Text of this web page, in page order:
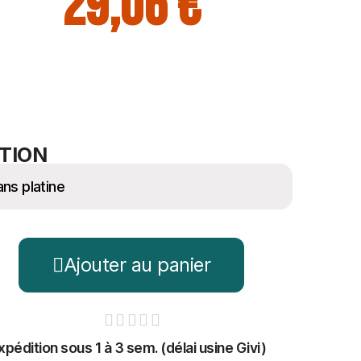
Ajouter au panier
    
sous 1 à 3 sem. (délai usine Givi)